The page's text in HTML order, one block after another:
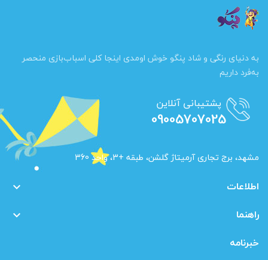
به دنیای رنگی و شاد پنگو خوش اومدی اینجا کلی اسباب‌بازی منحصر
به‌فرد داریم
پشتیبانی آنلاین
09005707025
مشهد، برج تجاری آرمیتاژ گلشن، طبقه +3، واحد 360
اطلاعات 
راهنما 
خبرنامه